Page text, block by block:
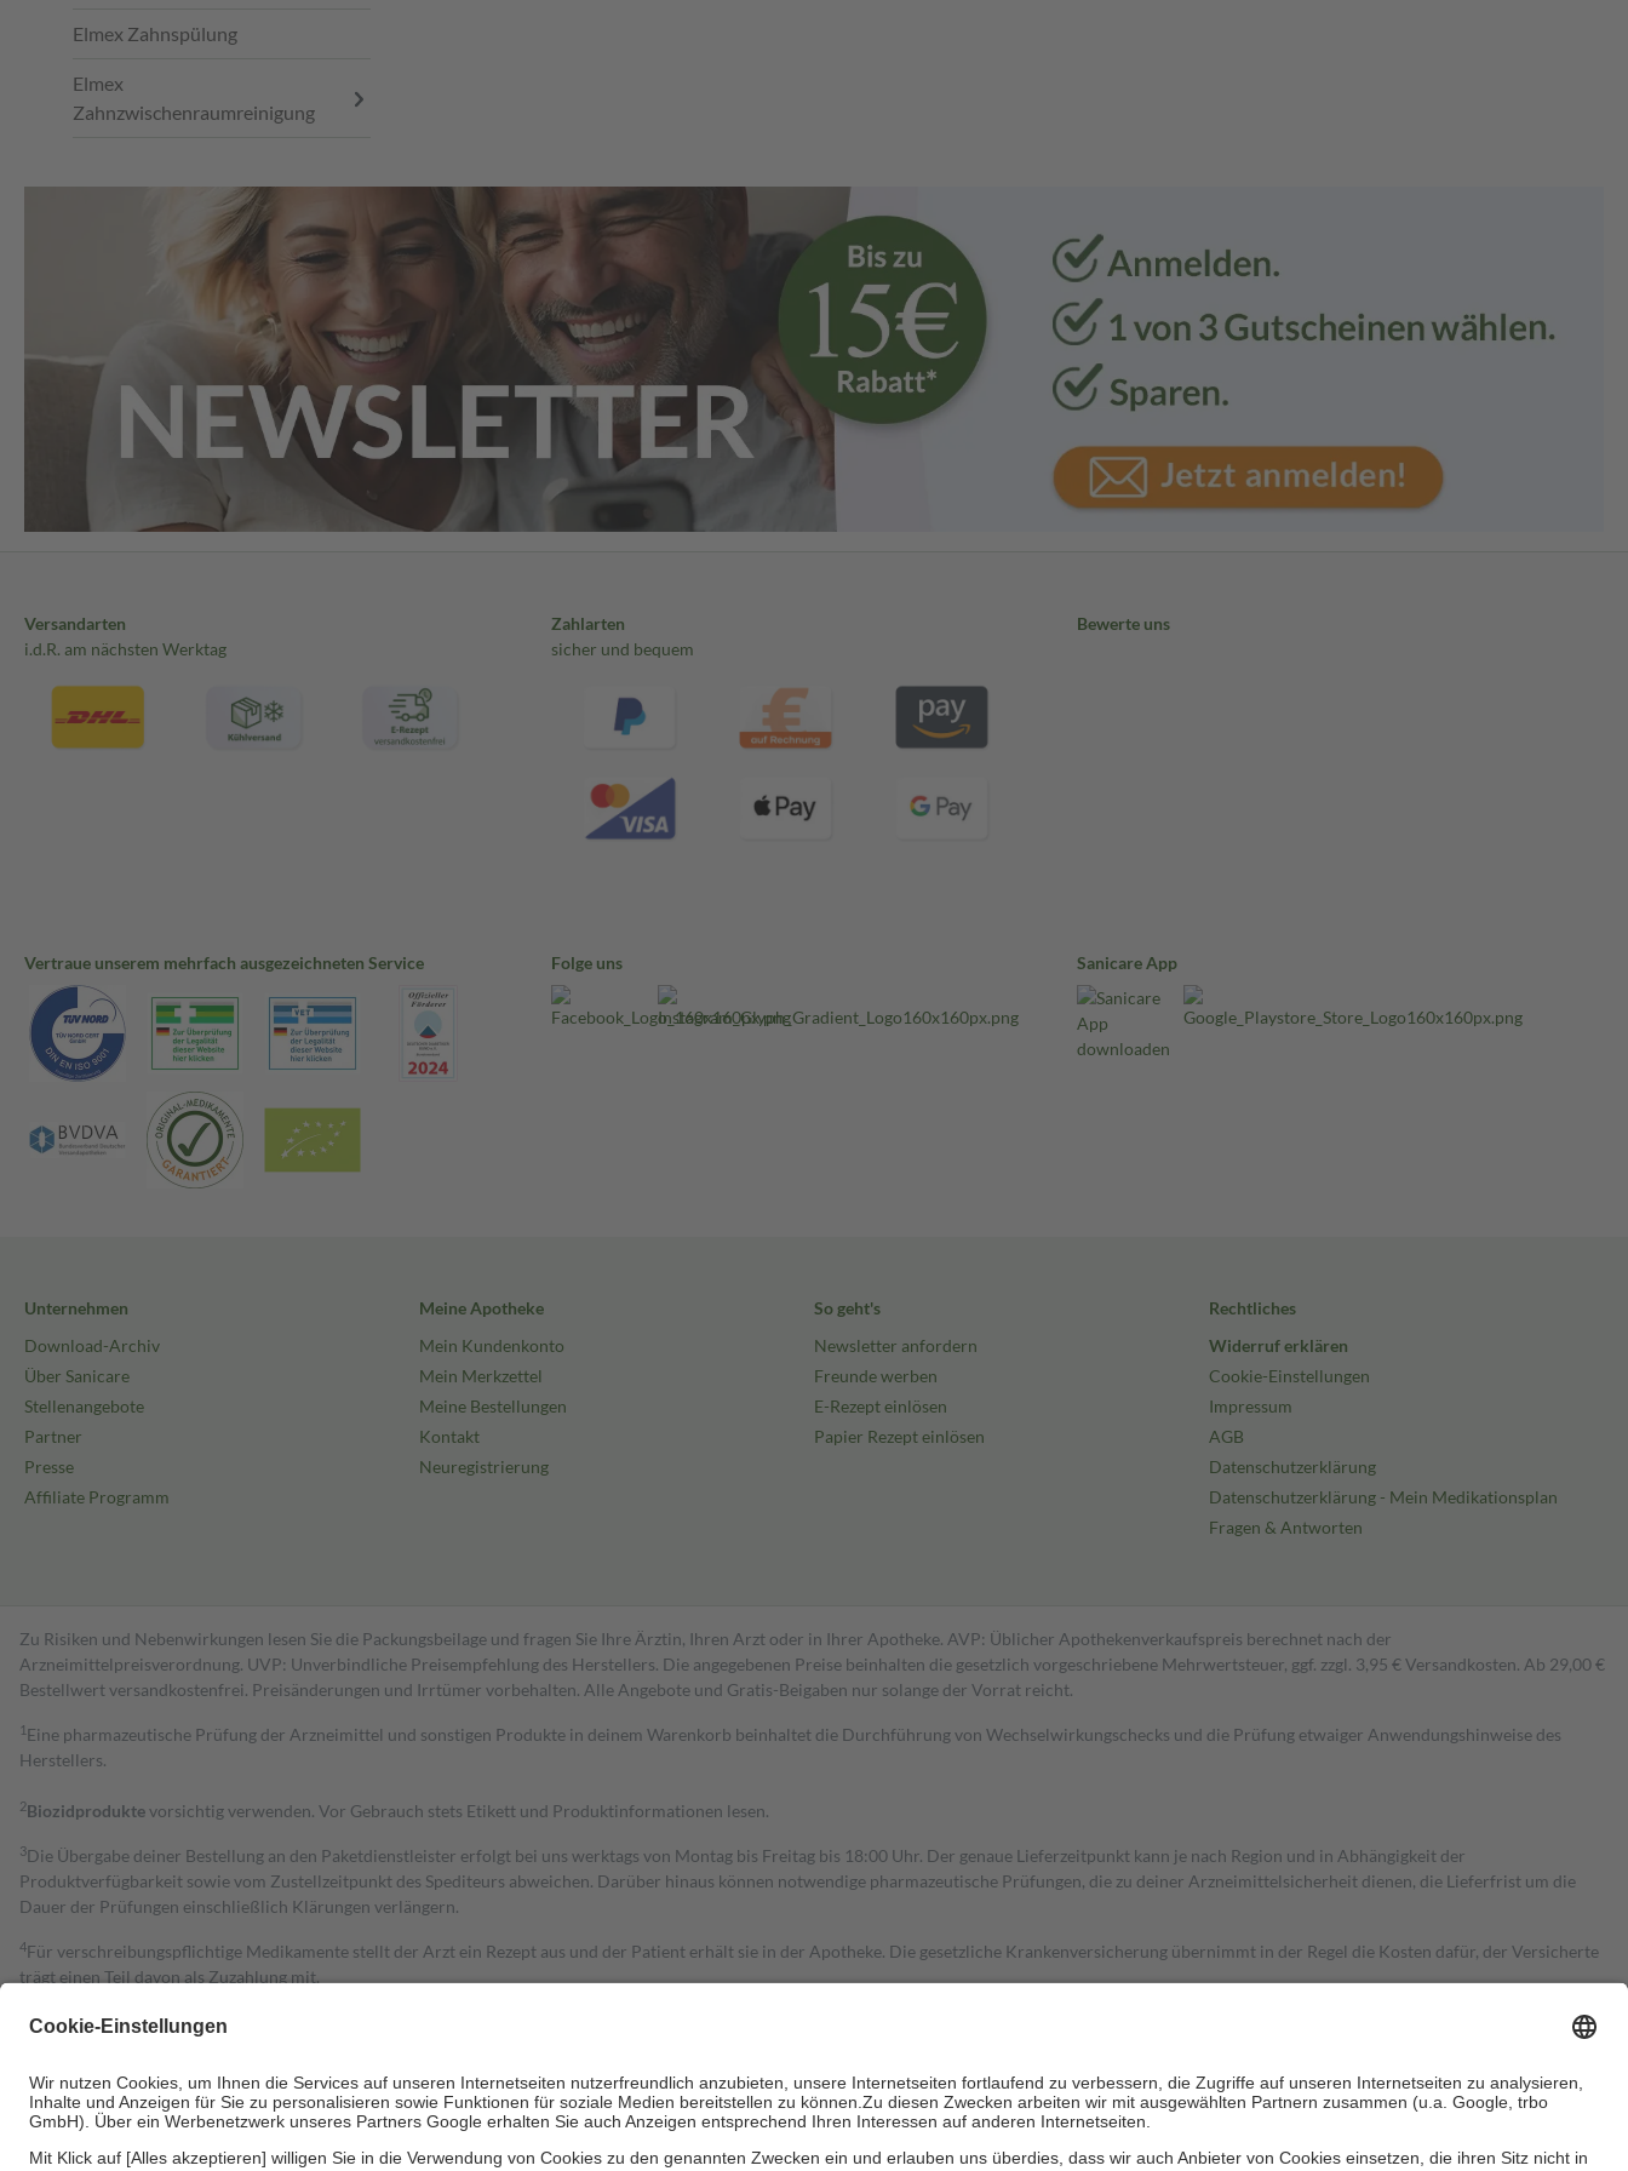
Elmex Zahnspülung
Elmex
Zahnzwischenraumreinigung
Versandarten
i.d.R. am nächsten Werktag
Zahlarten
sicher und bequem
Bewerte uns
Vertraue unserem mehrfach ausgezeichneten Service Folge uns Sanicare App
Unternehmen
Download-Archiv
Über Sanicare
Stellenangebote
Partner
Presse
Affiliate Programm
Meine Apotheke
Mein Kundenkonto
Mein Merkzettel
Meine Bestellungen
Kontakt
Neuregistrierung
So geht's
Newsletter anfordern
Freunde werben
E-Rezept einlösen
Papier Rezept einlösen
Rechtliches
Widerruf erklären
Cookie-Einstellungen
Impressum
AGB
Datenschutzerklärung
Datenschutzerklärung - Mein Medikationsplan
Fragen & Antworten
Zu Risiken und Nebenwirkungen lesen Sie die Packungsbeilage und fragen Sie Ihre Ärztin, Ihren Arzt oder in Ihrer Apotheke. AVP: Üblicher Apothekenverkaufspreis berechnet nach der
Arzneimittelpreisverordnung. UVP: Unverbindliche Preisempfehlung des Herstellers. Die angegebenen Preise beinhalten die gesetzlich vorgeschriebene Mehrwertsteuer, ggf. zzgl. 3,95 € Versandkosten. Ab 29,00 €
Bestell­wert versand­kosten­frei. Preisänderungen und Irrtümer vorbehalten. Alle Angebote und Gratis-Beigaben nur solange der Vorrat reicht.
1 Eine pharmazeutische Prüfung der Arzneimittel und sonstigen Produkte in deinem Warenkorb beinhaltet die Durchführung von Wechselwirkungschecks und die Prüfung etwaiger Anwendungshinweise des
Herstellers.
2Biozidproduktevorsichtig verwenden. Vor Gebrauch stets Etikett und Produktinformationen lesen.
3Die Übergabe deiner Bestellung an den Paketdienstleister erfolgt bei uns werktags von Montag bis Freitag bis 18:00 Uhr. Der genaue Lieferzeitpunkt kann je nach Region und in Abhängigkeit der
Produktverfügbarkeit sowie vom Zustellzeitpunkt des Spediteurs abweichen. Darüber hinaus können notwendige pharmazeutische Prüfungen, die zu deiner Arzneimittelsicherheit dienen, die Lieferfrist um die
Dauer der Prüfungen einschließlich Klärungen verlängern.
4Für verschreibungspflichtige Medikamente stellt der Arzt ein Rezept aus und der Patient erhält sie in der Apotheke. Die gesetzliche Krankenversicherung übernimmt in der Regel die Kosten dafür, der Versicherte
trägt einen Teil davon als Zuzahlung mit.
zu entrichten.
Bei Heilmitteln und häuslicher Krankenpflege beträgt die Zuzahlung zehn Prozent der Kosten sowie zehn Euro je Verordnung.
Um das Engagement der Versicherten für ihre eigene Gesundheit zu stärken und die besondere Stellung der Familie zu unterstützen, fallenkeine Zuzahlungenan bei:
• Kindern und Jugendlichen bis zum vollendeten 18. Lebensjahr mit Ausnahme der Fahrkosten
• Untersuchungen zur Vorsorge und Früherkennung, die von der GKV getragen werden